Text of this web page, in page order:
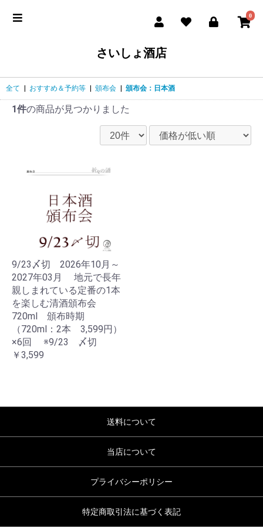
0
さいしょ酒店
全て おすすめ＆予約等 頒布会 頒布会：日本酒
1件の商品が見つかりました
9/23〆切 2026年10月～
2027年03月 地元で長年
親しまれている定番の1本
を楽しむ清酒頒布会
720ml 頒布時期
（720ml：2本 3,599円）
×6回 ※9/23 〆切
￥3,599
送料について
当店について
プライバシーポリシー
特定商取引法に基づく表記